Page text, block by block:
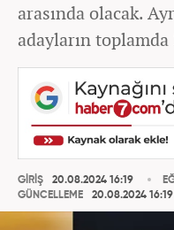
arasında olacak.
adayların
GİRİŞ
20.08.2024 16:19
GÜNCELLEME
20.08.2024 16:19